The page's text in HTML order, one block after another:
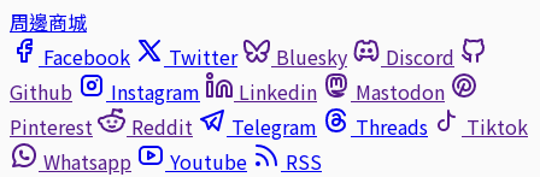
周邊商城
Facebook
Twitter Bluesky
Discord
Github
Instagram Linkedin
Mastodon
Pinterest
Reddit Telegram Threads
Tiktok
Whatsapp
Youtube
RSS